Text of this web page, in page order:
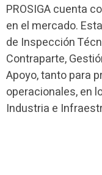
PROSIGA cuenta
en el mercado.
de Inspección
Contraparte,
Apoyo, tanto para
operacionales, en
Industria e